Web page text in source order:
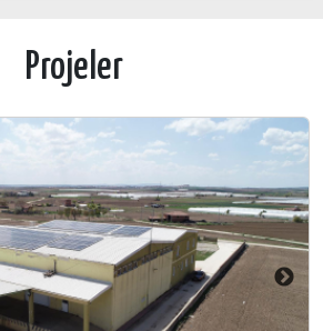
Projeler